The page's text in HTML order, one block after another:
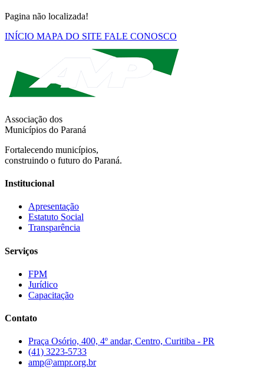
Pagina não localizada!
INÍCIO MAPA DO SITE FALE CONOSCO
Associação dos
Municípios do Paraná
Fortalecendo municípios,
construindo o futuro do Paraná.
Institucional
Apresentação
Estatuto Social
Transparência
Serviços
FPM
Jurídico
Capacitação
Contato
Praça Osório, 400, 4º andar, Centro, Curitiba - PR
(41) 3223-5733
amp@ampr.org.br